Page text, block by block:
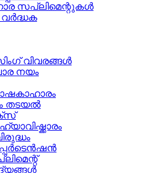
സപ്ലിമെന്റുകൾ
വിവരങ്ങൾ
നയം
തടയൽ